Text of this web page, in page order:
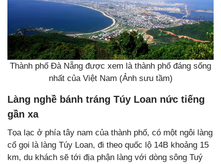
Thành phố Đà Nẵng được xem là thành phố đáng sống
nhất của Việt Nam (Ảnh sưu tầm)
Làng nghề bánh tráng Túy Loan nức tiếng
gần xa
Tọa lạc ở phía tây nam của thành phố, có một ngôi làng
cổ gọi là làng Túy Loan, đi theo quốc lộ 14B khoảng 15
km, du khách sẽ tới địa phận làng với dòng sông Tuý